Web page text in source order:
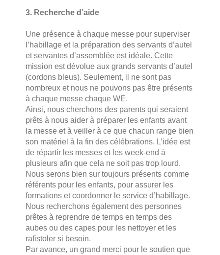
3. Recherche d’aide
Une présence à chaque messe pour superviser
l’habillage et la préparation des servants d’autel
et servantes d’assemblée est idéale. Cette
mission est dévolue aux grands servants d’autel
(cordons bleus). Seulement, il ne sont pas
nombreux et nous ne pouvons pas être présents
à chaque messe chaque WE.
Ainsi, nous cherchons des parents qui seraient
prêts à nous aider à préparer les enfants avant
la messe et à veiller à ce que chacun range bien
son matériel à la fin des célébrations. L’idée est
de répartir les messes et les week-end à
plusieurs afin que cela ne soit pas trop lourd.
Nous serons bien sur toujours présents comme
référents pour les enfants, pour assurer les
formations et coordonner le service d’habillage.
Nous recherchons également des personnes
prêtes à reprendre de temps en temps des
aubes ou des capes pour les nettoyer et les
rafistoler si besoin.
Par avance, un grand merci pour le soutien que